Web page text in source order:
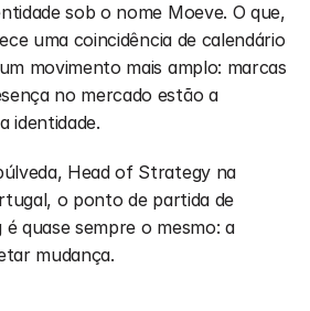
sob o nome Moeve. O que,
uma coincidência de calendário
movimento mais amplo: marcas
no mercado estão a
identidade.
Head of Strategy na
o ponto de partida de
quase sempre o mesmo: a
mudança.